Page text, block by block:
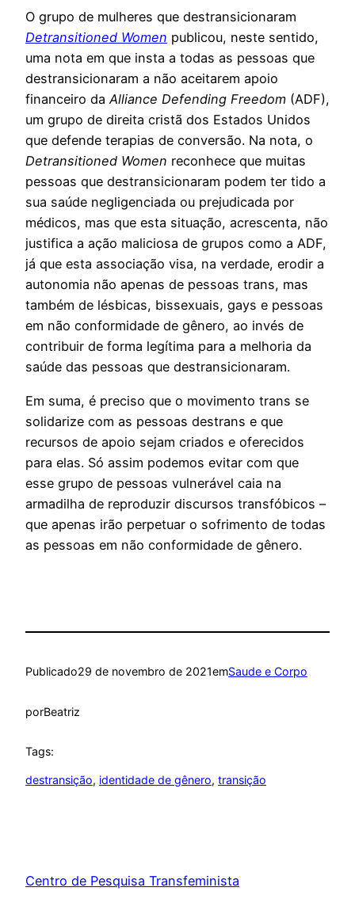
O grupo de mulheres que destransicionaram
Detransitioned Women publicou, neste sentido,
uma nota em que insta a todas as pessoas que
destransicionaram a não aceitarem apoio
financeiro daAlliance Defending Freedom (ADF),
um grupo de direita cristã dos Estados Unidos
que defende terapias de conversão. Na nota, o
Detransitioned Women reconhece que muitas
pessoas que destransicionaram podem ter tido a
sua saúde negligenciada ou prejudicada por
médicos, mas que esta situação, acrescenta, não
justifica a ação maliciosa de grupos como a ADF,
já que esta associação visa, na verdade, erodir a
autonomia não apenas de pessoas trans, mas
também de lésbicas, bissexuais, gays e pessoas
em não conformidade de gênero, ao invés de
contribuir de forma legítima para a melhoria da
saúde das pessoas que destransicionaram.
Em suma, é preciso que o movimento trans se
solidarize com as pessoas destrans e que
recursos de apoio sejam criados e oferecidos
para elas. Só assim podemos evitar com que
esse grupo de pessoas vulnerável caia na
armadilha de reproduzir discursos transfóbicos –
que apenas irão perpetuar o sofrimento de todas
as pessoas em não conformidade de gênero.
Publicado29 de novembro de 2021emSaude e Corpo
porBeatriz
Tags:
destransição, identidade de gênero, transição
Centro de Pesquisa Transfeminista